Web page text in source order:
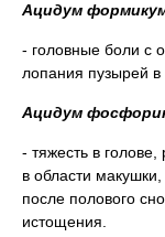
Ацидум
- головные боли с
лопания пузырей
Ацидум
- тяжесть в
в области
после полового
истощения.